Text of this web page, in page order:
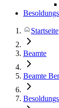
Startseite
Beamte
Beamte